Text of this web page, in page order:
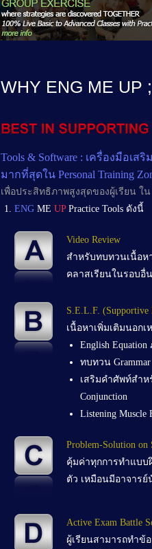
WHY ENG ME UP ;
Tools & Software : เครื่องมือเส
มากที่สุดใน Personal Training
เพื่อประสิทธิภาพสูงสุดของผู้เรียน ใ
ENGME UPPractice Tools ดังนี้
Video Review
สำหรับทบทวนเนื้อห
คลาสเรียนในรอบอื่
S.E.L.F. (Supportive
เนื้อหาเพิ่มเติมนอก
English
ทบทวน
เสริมคำศัพท์สำห
Conjunction
Listening Muscle
Problem-Solution on
คุ้มค่าทุกการทำแบบ
ตัว เหมือนมีอาจารย์
Active Exam Battle
ผู้เรียนสามารถทำข้